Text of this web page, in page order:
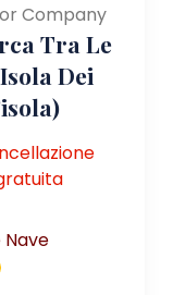
Company
Tra Le
Dei